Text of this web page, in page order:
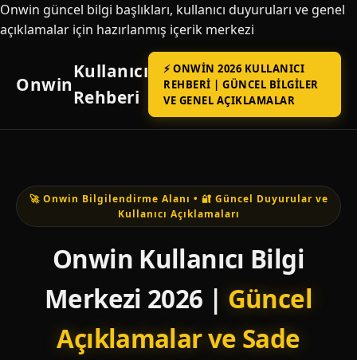
Onwin güncel bilgi başlıkları, kullanıcı duyuruları ve genel
açıklamalar için hazırlanmış içerik merkezi
Onwin
Kullanıcı
Rehberi
⚡ ONWIN 2026 KULLANICI
REHBERI | GÜNCEL BILGILER
VE GENEL AÇIKLAMALAR
🚀 Onwin Bilgilendirme Alanı • 🔐 Güncel Duyurular ve
Kullanıcı Açıklamaları
Onwin Kullanıcı Bilgi
Merkezi 2026 | Güncel
Açıklamalar ve Sade